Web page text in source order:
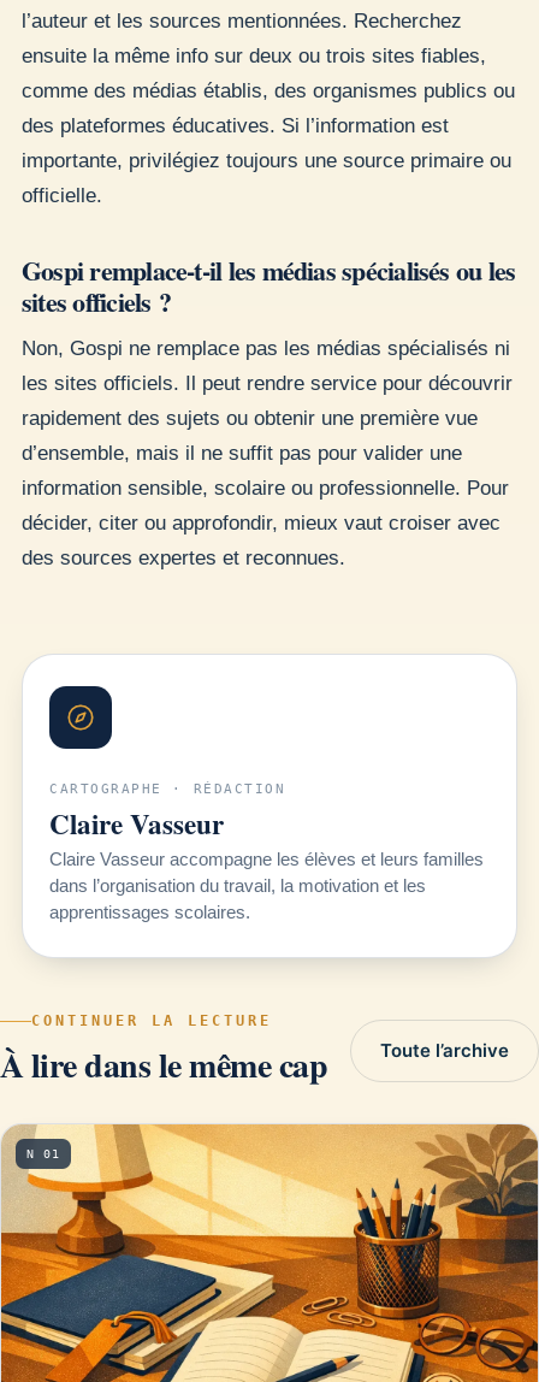
l’auteur et les sources mentionnées. Recherchez
ensuite la même info sur deux ou trois sites fiables,
comme des médias établis, des organismes publics ou
des plateformes éducatives. Si l’information est
importante, privilégiez toujours une source primaire ou
officielle.
Gospi remplace-t-il les médias spécialisés ou les
sites officiels ?
Non, Gospi ne remplace pas les médias spécialisés ni
les sites officiels. Il peut rendre service pour découvrir
rapidement des sujets ou obtenir une première vue
d’ensemble, mais il ne suffit pas pour valider une
information sensible, scolaire ou professionnelle. Pour
décider, citer ou approfondir, mieux vaut croiser avec
des sources expertes et reconnues.
CARTOGRAPHE · RÉDACTION
Claire Vasseur
Claire Vasseur accompagne les élèves et leurs familles
dans l’organisation du travail, la motivation et les
apprentissages scolaires.
CONTINUER LA LECTURE
À lire dans le même cap Toute l’archive
N 01